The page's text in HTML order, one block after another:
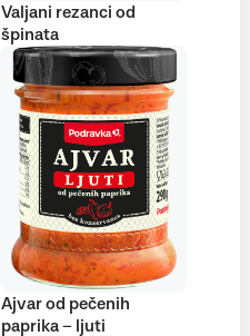
Valjani rezanci od
špinata
Ajvar od pečenih
paprika – ljuti